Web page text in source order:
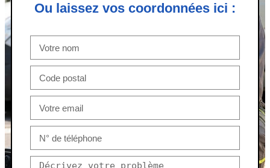
Ou laissez vos coordonnées ici :